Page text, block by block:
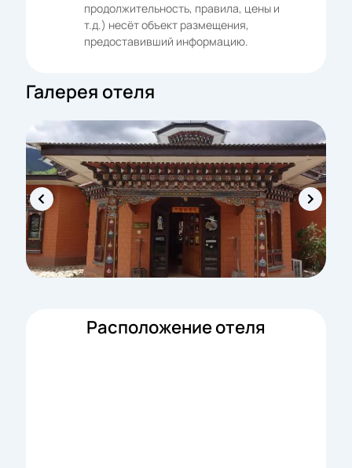
продолжительность, правила, цены и
т.д.) несёт объект размещения,
предоставивший информацию.
Галерея отеля
Расположение отеля